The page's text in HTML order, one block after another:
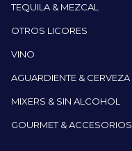
TEQUILA & MEZCAL
OTROS LICORES
VINO
AGUARDIENTE & CERVEZA
MIXERS & SIN ALCOHOL
GOURMET & ACCESORIOS